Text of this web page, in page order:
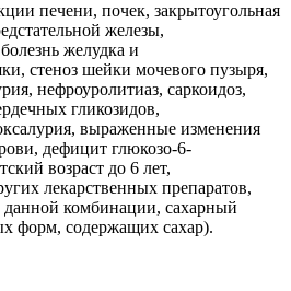
печени, почек, закрытоугольная
железы,
желудка и
стеноз шейки мочевого пузыря,
нефроуролитиаз, саркоидоз,
гликозидов,
выраженные изменения
дефицит глюкозо-6-
возраст до 6 лет,
лекарственных препаратов,
комбинации, сахарный
форм, содержащих сахар).